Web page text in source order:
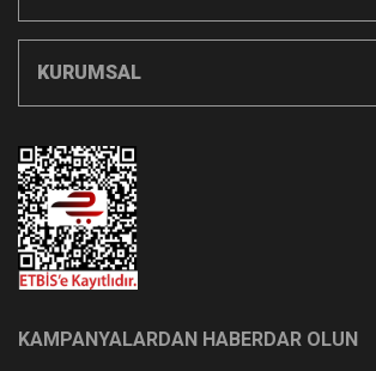
KURUMSAL
KAMPANYALARDAN HABERDAR OLUN